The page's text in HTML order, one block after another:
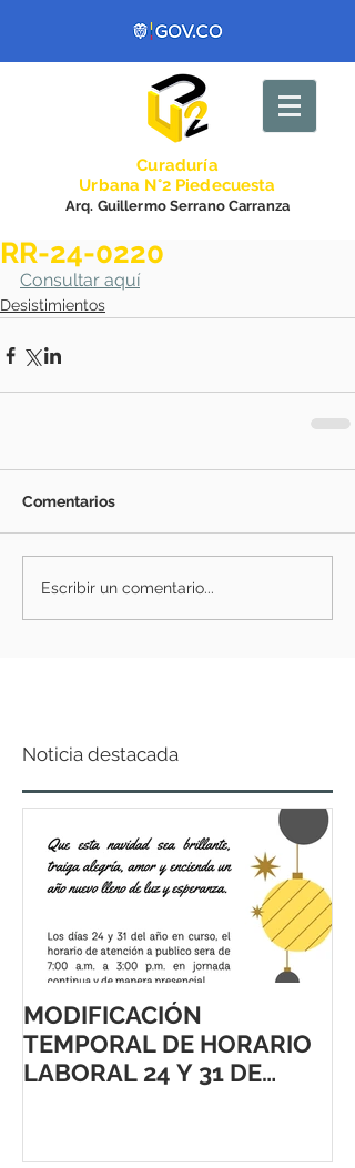
Curaduría
Urbana N°2 Piedecuesta
Arq. Guillermo Serrano Carranza
RR-24-0220
Consultar aquí
Desistimientos
Comentarios
Escribir un comentario...
Noticia destacada
MODIFICACIÓN
TEMPORAL DE HORARIO
LABORAL 24 Y 31 DE